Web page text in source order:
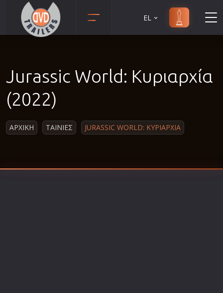
Αισθηματικές
Β' Παγκόσμιος Πόλεμος
Δραματικές
EL
Jurassic World: Κυριαρχία
(2022)
ΑΡΧΙΚΗ ΤΑΙΝΙΕΣ JURASSIC WORLD: ΚΥΡΙΑΡΧΙΑ